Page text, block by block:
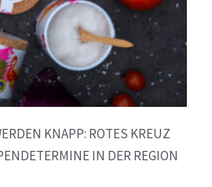
KNAPP: ROTES KREUZ
IN DER REGION